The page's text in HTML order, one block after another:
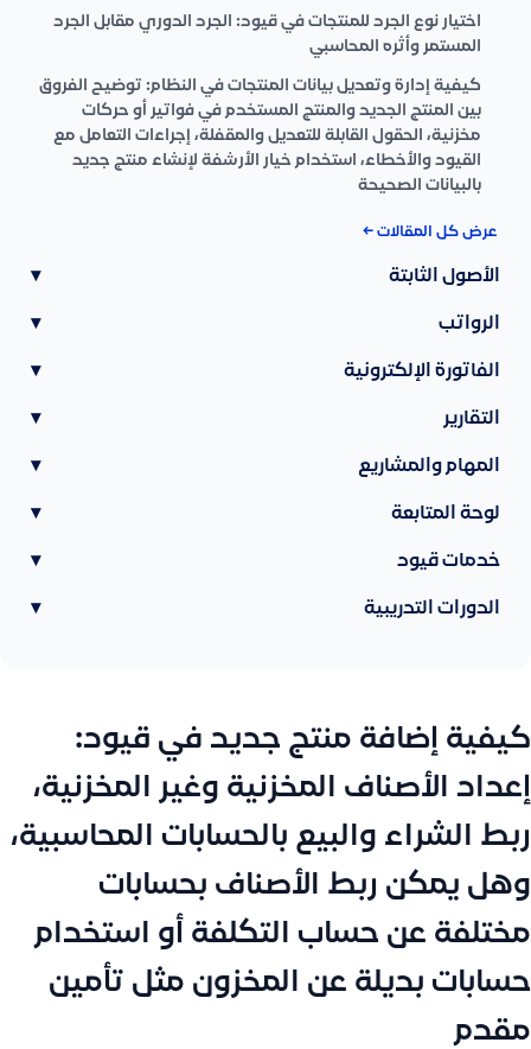
اختيار نوع الجرد للمنتجات في قيود: الجرد الدوري مقابل الجرد
المستمر وأثره المحاسبي
كيفية إدارة وتعديل بيانات المنتجات في النظام: توضيح الفروق
بين المنتج الجديد والمنتج المستخدم في فواتير أو حركات
مخزنية، الحقول القابلة للتعديل والمقفلة، إجراءات التعامل مع
القيود والأخطاء، استخدام خيار الأرشفة لإنشاء منتج جديد
بالبيانات الصحيحة
عرض كل المقالات ←
الأصول الثابتة ▾
الرواتب ▾
الفاتورة الإلكترونية ▾
التقارير ▾
المهام والمشاريع ▾
لوحة المتابعة ▾
خدمات قيود ▾
الدورات التدريبية ▾
كيفية إضافة منتج جديد في قيود:
إعداد الأصناف المخزنية وغير المخزنية،
ربط الشراء والبيع بالحسابات المحاسبية،
وهل يمكن ربط الأصناف بحسابات
مختلفة عن حساب التكلفة أو استخدام
حسابات بديلة عن المخزون مثل تأمين
مقدم